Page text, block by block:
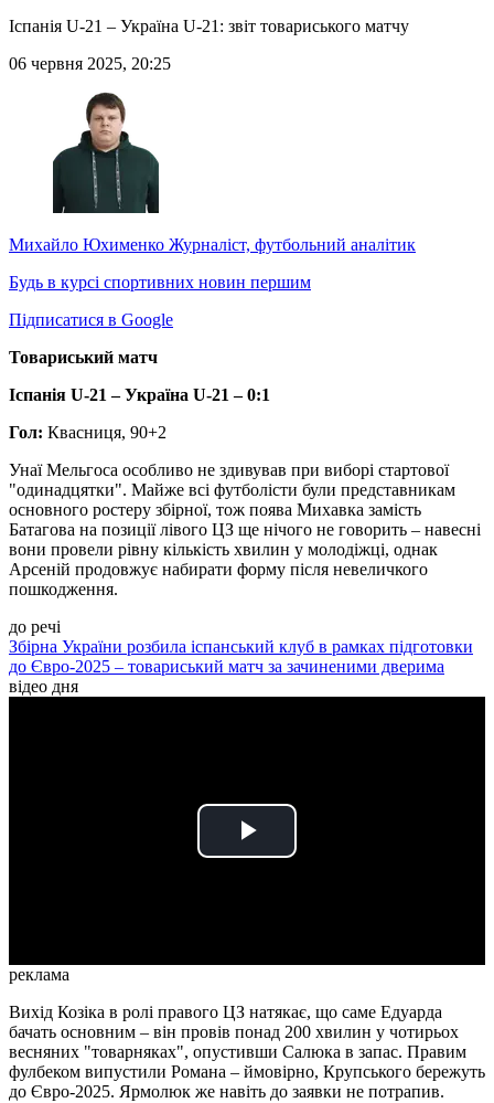
Іспанія U-21 – Україна U-21: звіт товариського матчу
06 червня 2025, 20:25
Михайло Юхименко Журналіст, футбольний аналітик
Будь в курсі спортивних новин першим
Підписатися в Google
Товариський матч
Іспанія U-21 – Україна U-21 – 0:1
Гол: Квасниця, 90+2
Унаї Мельгоса особливо не здивував при виборі стартової
"одинадцятки". Майже всі футболісти були представникам
основного ростеру збірної, тож поява Михавка замість
Батагова на позиції лівого ЦЗ ще нічого не говорить – навесні
вони провели рівну кількість хвилин у молодіжці, однак
Арсеній продовжує набирати форму після невеличкого
пошкодження.
до речі
Збірна України розбила іспанський клуб в рамках підготовки
до Євро-2025 – товариський матч за зачиненими дверима
відео дня
Play
реклама
Вихід Козіка в ролі правого ЦЗ натякає, що саме Едуарда
бачать основним – він провів понад 200 хвилин у чотирьох
весняних "товарняках", опустивши Салюка в запас. Правим
фулбеком випустили Романа – ймовірно, Крупського бережуть
до Євро-2025. Ярмолюк же навіть до заявки не потрапив.